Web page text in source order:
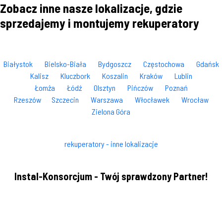
Zobacz inne nasze lokalizacje, gdzie
sprzedajemy i montujemy rekuperatory
Białystok Bielsko-Biała Bydgoszcz Częstochowa
Gdańsk
Kalisz
Kluczbork Koszalin Kraków
Lublin
Łomża
Łódź Olsztyn Pińczów
Poznań
Rzeszów
Szczecin Warszawa Włocławek
Wrocław
Zielona Góra
rekuperatory - inne lokalizacje
Instal-Konsorcjum - Twój sprawdzony Partner!